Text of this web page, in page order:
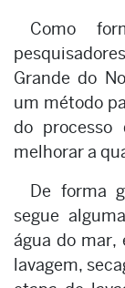
Como
Grande do
um método
do
melhorar a
De forma
segue
água do mar,
lavagem,